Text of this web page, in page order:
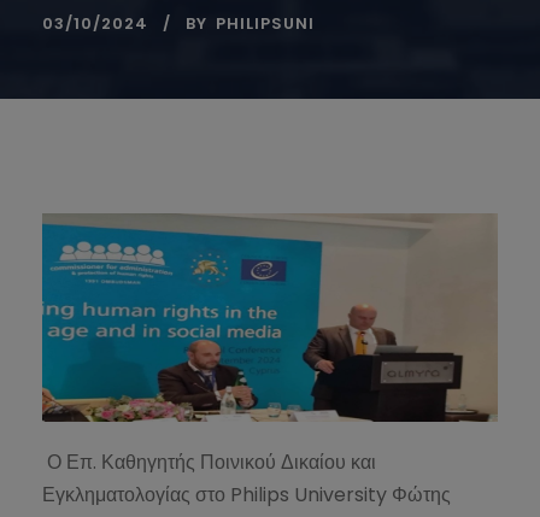
03/10/2024 BY PHILIPSUNI
Ο Επ. Καθηγητής Ποινικού Δικαίου και
Εγκληματολογίας στο Philips University Φώτης